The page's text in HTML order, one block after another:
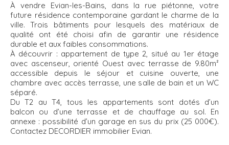
À vendre Evian-les-Bains, dans la rue piétonne, votre
future résidence contemporaine gardant le charme de la
ville. Trois bâtiments pour lesquels des matériaux de
qualité ont été choisi afin de garantir une résidence
durable et aux faibles consommations.
À découvrir : appartement de type 2, situé au 1er étage
avec ascenseur, orienté Ouest avec terrasse de 9.80m²
accessible depuis le séjour et cuisine ouverte, une
chambre avec accès terrasse, une salle de bain et un WC
séparé.
Du T2 au T4, tous les appartements sont dotés d’un
balcon ou d’une terrasse et de chauffage au sol. En
annexe : possibilité d’un garage en sus du prix (25 000€).
Contactez DECORDIER immobilier Evian.